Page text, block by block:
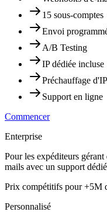
15 sous-comptes
Envoi
A/B Testing
IP dédiée incluse
Préchauffage
Support en ligne
Commencer
Enterprise
Pour les expéditeurs
mails avec un support
Prix compétitifs pour +5M
Personnalisé